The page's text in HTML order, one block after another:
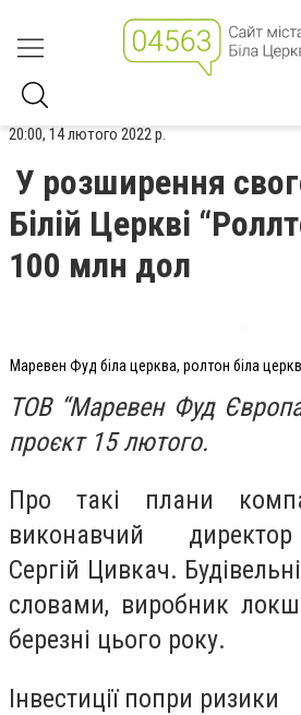
20:00, 14 лютого 2022 р.
У розширення
Білій Церкві
100 млн дол
Маревен Фуд біла церква, ролтон біла
ТОВ “Маревен Фуд
проєкт 15 лютого.
Про такі плани
виконавчий
Сергій Цивкач.
словами, виробник
березні цього року.
Інвестиції попри ризики